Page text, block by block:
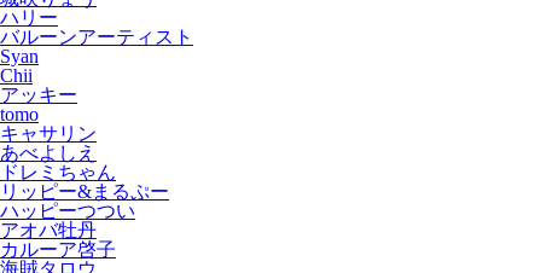
ハリー
バルーンアーティスト
Syan
Chii
アッキー
tomo
キャサリン
あべよしえ
ドレミちゃん
リッピー&まるぷー
ハッピーつつい
アオバ牡丹
カルーア啓子